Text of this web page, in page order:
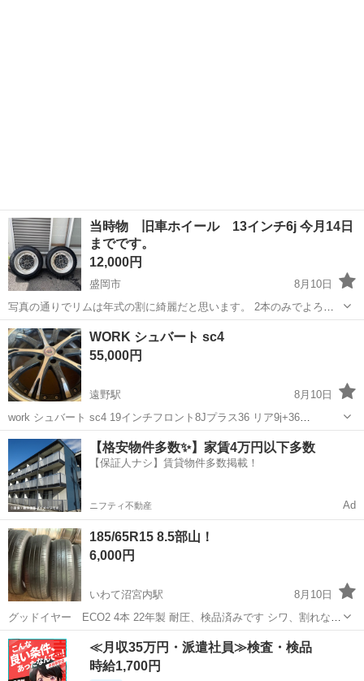
当時物 旧車ホイール 13インチ6j 今月14日
までです。
12,000円
盛岡市
8月10日
写真の通りでリムは年式の割に綺麗だと思います。 2本のみでよろし
くお願いします。 タイヤははずしました。
岩手 盛岡市 タイヤ、ホイール
WORK シュバート sc4
55,000円
遠野駅
8月10日
work シュバート sc4 19インチフロント8Jプラス36 リア9j+36
pcd114.3 使用していましたのでガリ傷と腐食多めです
岩手 遠野市 遠野駅 タイヤ、ホイール
【格安物件多数✨】家賃4万円以下多数
【保証人ナシ】賃貸物件多数掲載！
ニフティ不動産 Ad
185/65R15 8.5部山！
6,000円
いわて沼宮内駅
8月10日
グッドイヤー ECO2 4本 22年製 耐圧、検品済みです シワ、割れなく
美品です 4本の値段です。 まだまだ履けます。 遠出する前に安心を安
価で買いませんか？ タイヤ交換作業一式も承りますので是非御用命下
さいませ！ 自...
岩手 岩手郡 いわて沼宮内駅 タイヤ、ホイール
≪月収35万円・派遣社員≫検査・検品
時給1,700円